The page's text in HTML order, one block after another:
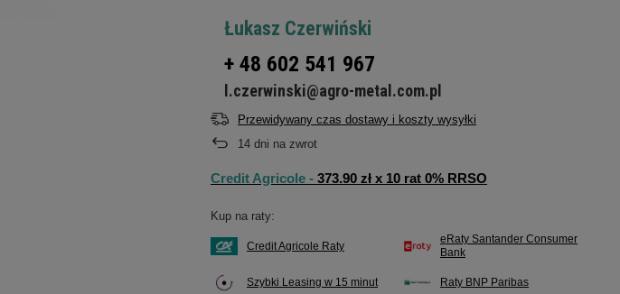
Łukasz Czerwiński
+ 48 602 541 967
l.czerwinski@agro-metal.com.pl
Przewidywany czas dostawy i koszty wysyłki
14 dni na zwrot
Credit Agricole -373.90 zł x 10 rat 0% RRSO
Kup na raty:
Credit Agricole Raty
eRaty Santander Consumer
Bank
Szybki Leasing w 15 minut Raty BNP Paribas